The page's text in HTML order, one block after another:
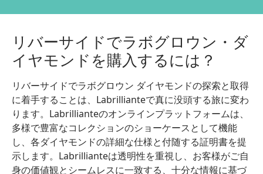
リバーサイドでラボグロウン・ダ
イヤモンドを購入するには？
リバーサイドでラボグロウン ダイヤモンドの探索と取得
に着手することは、Labrillianteで真に没頭する旅に変わ
ります。Labrillianteのオンラインプラットフォームは、
多様で豊富なコレクションのショーケースとして機能
し、各ダイヤモンドの詳細な仕様と付随する証明書を提
示します。Labrillianteは透明性を重視し、お客様がご自
身の価値観とシームレスに一致する、十分な情報に基づ